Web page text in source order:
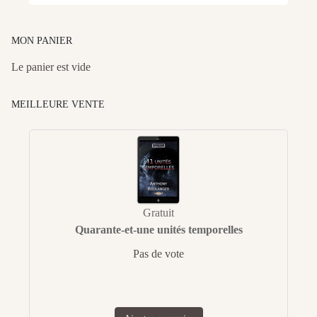
MON PANIER
Le panier est vide
MEILLEURE VENTE
Gratuit
Quarante-et-une unités temporelles
Pas de vote